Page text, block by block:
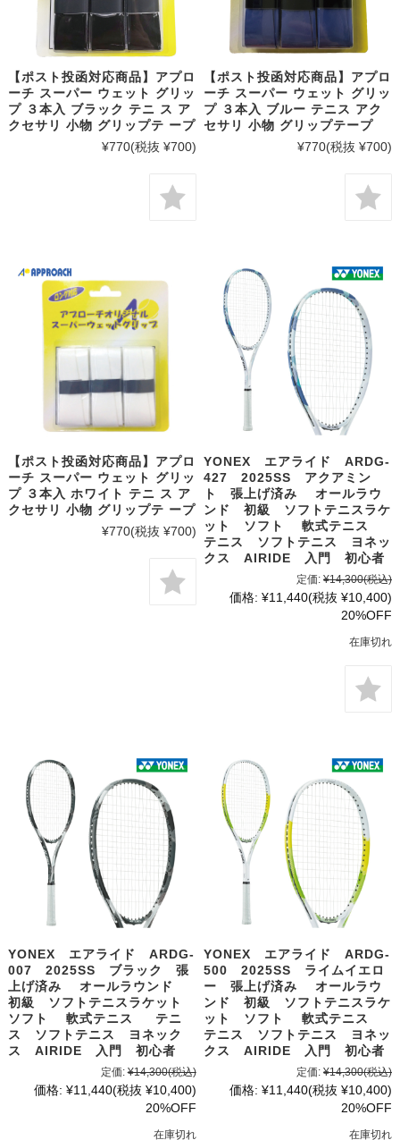
【ポスト投函対応商品】アプロ
ーチ スーパー ウェット グリッ
プ ３本入 ブラック テニ ス ア
クセサリ 小物 グリップテ ープ
¥770(税抜 ¥700)
【ポスト投函対応商品】アプロ
ーチ スーパー ウェット グリッ
プ ３本入 ブルー テニス アク
セサリ 小物 グリップテープ
¥770(税抜 ¥700)
【ポスト投函対応商品】アプロ
ーチ スーパー ウェット グリッ
プ ３本入 ホワイト テニ ス ア
クセサリ 小物 グリップテ ープ
¥770(税抜 ¥700)
YONEX エアライド ARDG-
427 2025SS アクアミン
ト 張上げ済み オールラウ
ンド 初級 ソフトテニスラケ
ット ソフト 軟式テニス
テニス ソフトテニス ヨネッ
クス AIRIDE 入門 初心者
定価: ¥14,300(税込)
価格: ¥11,440(税抜 ¥10,400)
20%OFF
在庫切れ
YONEX エアライド ARDG-
007 2025SS ブラック 張
上げ済み オールラウンド
初級 ソフトテニスラケット
ソフト 軟式テニス テニ
ス ソフトテニス ヨネック
ス AIRIDE 入門 初心者
定価: ¥14,300(税込)
価格: ¥11,440(税抜 ¥10,400)
20%OFF
在庫切れ
YONEX エアライド ARDG-
500 2025SS ライムイエロ
ー 張上げ済み オールラウ
ンド 初級 ソフトテニスラケ
ット ソフト 軟式テニス
テニス ソフトテニス ヨネッ
クス AIRIDE 入門 初心者
定価: ¥14,300(税込)
価格: ¥11,440(税抜 ¥10,400)
20%OFF
在庫切れ